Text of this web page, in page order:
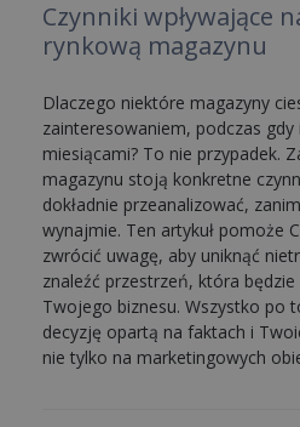
Czynniki wpływające
rynkową magazynu
Dlaczego niektóre magazyny
zainteresowaniem, podczas
miesiącami? To nie przypadek.
magazynu stoją konkretne
dokładnie przeanalizować,
wynajmie. Ten artykuł pomoże
zwrócić uwagę, aby uniknąć
znaleźć przestrzeń, która
Twojego biznesu. Wszystko po
decyzję opartą na faktach i
nie tylko na marketingowych